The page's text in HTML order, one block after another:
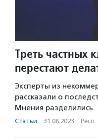
Треть частных
перестают
Эксперты из
рассказали о
Мнения разделились.
Статьи · 31.08.2023 · Респ.